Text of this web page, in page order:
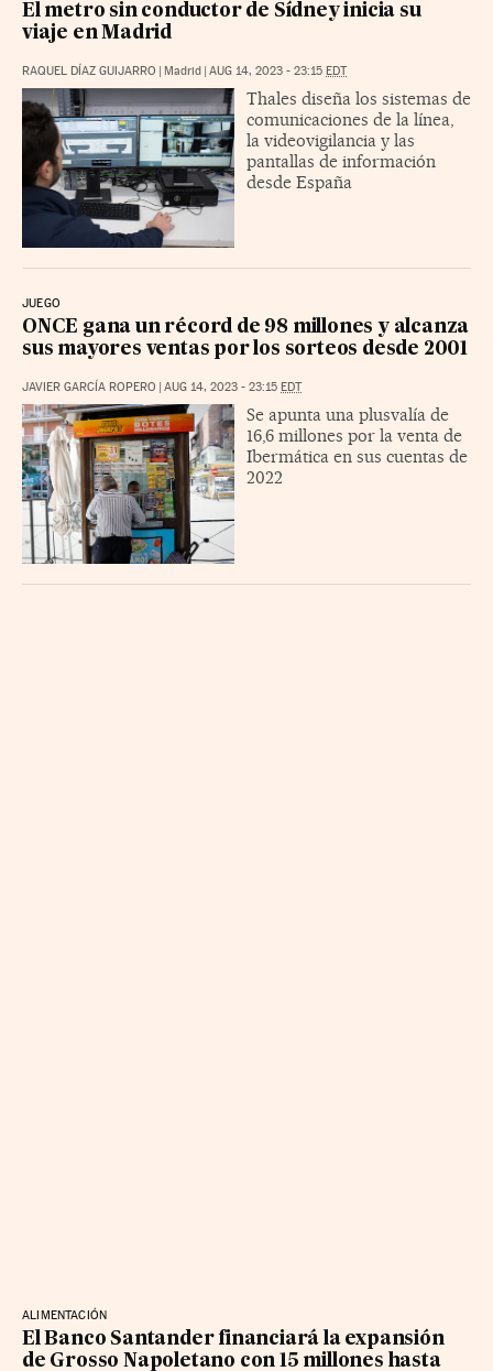
El metro sin conductor de Sídney inicia su
viaje en Madrid
RAQUEL DÍAZ GUIJARRO Madrid AUG 14, 2023 - 23:15 EDT
Thales diseña los sistemas de
comunicaciones de la línea,
la videovigilancia y las
pantallas de información
desde España
JUEGO
ONCE gana un récord de 98 millones y alcanza
sus mayores ventas por los sorteos desde 2001
JAVIER GARCÍA ROPERO AUG 14, 2023 - 23:15 EDT
Se apunta una plusvalía de
16,6 millones por la venta de
Ibermática en sus cuentas de
2022
ALIMENTACIÓN
El Banco Santander financiará la expansión
de Grosso Napoletano con 15 millones hasta